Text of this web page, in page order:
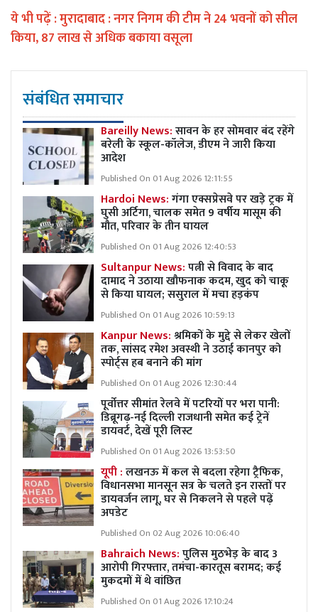
ये भी पढ़ें :मुरादाबाद : नगर निगम की टीम ने 24 भवनों को सील
किया, 87 लाख से अधिक बकाया वसूला
संबंधित समाचार
Bareilly News:सावन के हर सोमवार बंद रहेंगे
बरेली के स्कूल-कॉलेज, डीएम ने जारी किया
आदेश
Published On 01 Aug 2026 12:11:55
Hardoi News:गंगा एक्सप्रेसवे पर खड़े ट्रक में
घुसी अर्टिगा, चालक समेत 9 वर्षीय मासूम की
मौत, परिवार के तीन घायल
Published On 01 Aug 2026 12:40:53
Sultanpur News:पत्नी से विवाद के बाद
दामाद ने उठाया खौफनाक कदम, खुद को चाकू
से किया घायल; ससुराल में मचा हड़कंप
Published On 01 Aug 2026 10:59:13
Kanpur News:श्रमिकों के मुद्दे से लेकर खेलों
तक, सांसद रमेश अवस्थी ने उठाई कानपुर को
स्पोर्ट्स हब बनाने की मांग
Published On 01 Aug 2026 12:30:44
पूर्वोत्तर सीमांत रेलवे में पटरियों पर भरा पानी:
डिब्रूगढ़-नई दिल्ली राजधानी समेत कई ट्रेनें
डायवर्ट, देखें पूरी लिस्ट
Published On 01 Aug 2026 13:53:50
यूपी :लखनऊ में कल से बदला रहेगा ट्रैफिक,
विधानसभा मानसून सत्र के चलते इन रास्तों पर
डायवर्जन लागू, घर से निकलने से पहले पढ़ें
अपडेट
Published On 02 Aug 2026 10:06:40
Bahraich News:पुलिस मुठभेड़ के बाद 3
आरोपी गिरफ्तार, तमंचा-कारतूस बरामद; कई
मुकदमों में थे वांछित
Published On 01 Aug 2026 17:10:24